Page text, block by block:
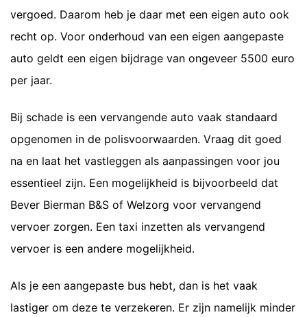
vergoed. Daarom heb je daar met een eigen auto ook
recht op. Voor onderhoud van een eigen aangepaste
auto geldt een eigen bijdrage van ongeveer 5500 euro
per jaar.
Bij schade is een vervangende auto vaak standaard
opgenomen in de polisvoorwaarden. Vraag dit goed
na en laat het vastleggen als aanpassingen voor jou
essentieel zijn. Een mogelijkheid is bijvoorbeeld dat
Bever Bierman B&S of Welzorg voor vervangend
vervoer zorgen. Een taxi inzetten als vervangend
vervoer is een andere mogelijkheid.
Als je een aangepaste bus hebt, dan is het vaak
lastiger om deze te verzekeren. Er zijn namelijk minder